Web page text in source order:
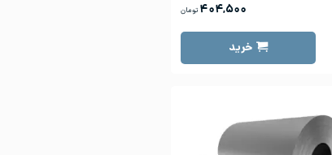
۴۰۴,۵۰۰ تومان
خرید